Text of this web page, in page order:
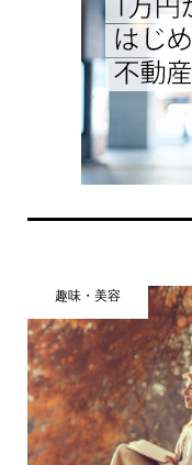
趣味・美容